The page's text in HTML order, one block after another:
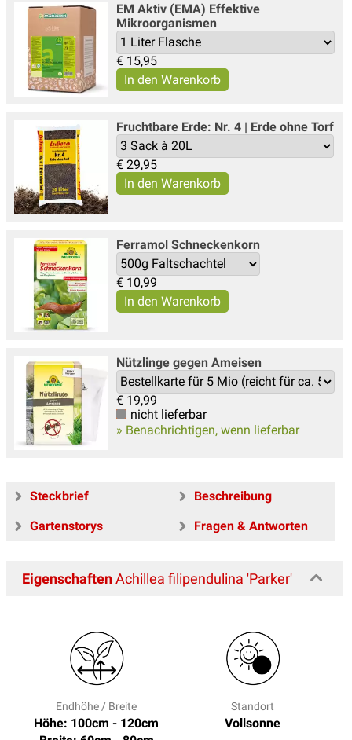
EM Aktiv (EMA) Effektive
Mikroorganismen
€ 15,95
Fruchtbare Erde: Nr. 4 | Erde ohne Torf
€ 29,95
Ferramol Schneckenkorn
€ 10,99
Nützlinge gegen Ameisen
€ 19,99
nicht lieferbar
» Benachrichtigen, wenn lieferbar
Steckbrief
Beschreibung
Gartenstorys
Fragen & Antworten
EigenschaftenAchillea filipendulina 'Parker'
Endhöhe / Breite
Höhe: 100cm - 120cm
Standort
Vollsonne